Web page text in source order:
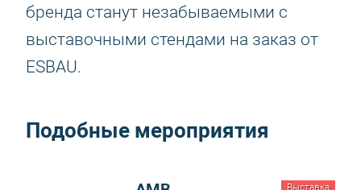
бренда станут незабываемыми с
выставочными стендами на заказ от
ESBAU.
Подобные мероприятия
Выставка